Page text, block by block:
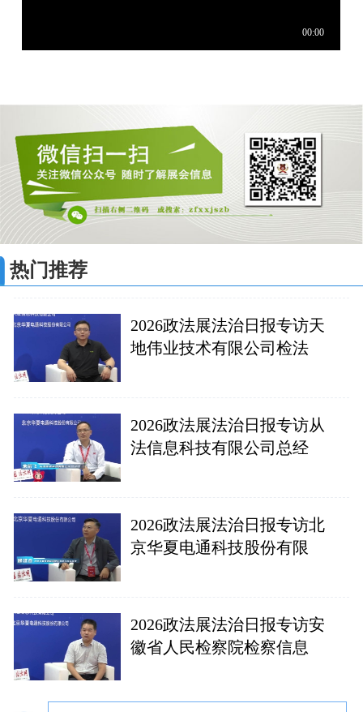
热门推荐
2026政法展法治日报专访天
地伟业技术有限公司检法
2026政法展法治日报专访从
法信息科技有限公司总经
2026政法展法治日报专访北
京华夏电通科技股份有限
2026政法展法治日报专访安
徽省人民检察院检察信息